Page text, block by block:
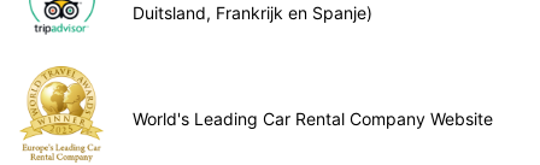
Duitsland, Frankrijk en Spanje)
World's Leading Car Rental Company Website